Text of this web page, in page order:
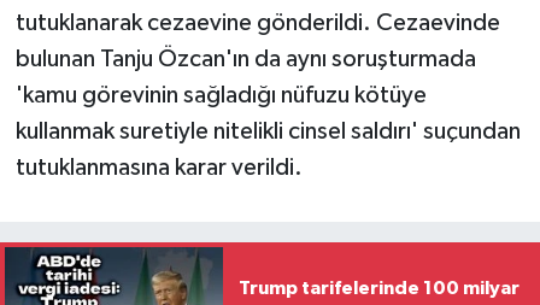
tutuklanarak cezaevine gönderildi. Cezaevinde
bulunan Tanju Özcan'ın da aynı soruşturmada
'kamu görevinin sağladığı nüfuzu kötüye
kullanmak suretiyle nitelikli cinsel saldırı' suçundan
tutuklanmasına karar verildi.
Trump tarifelerinde 100 milyar